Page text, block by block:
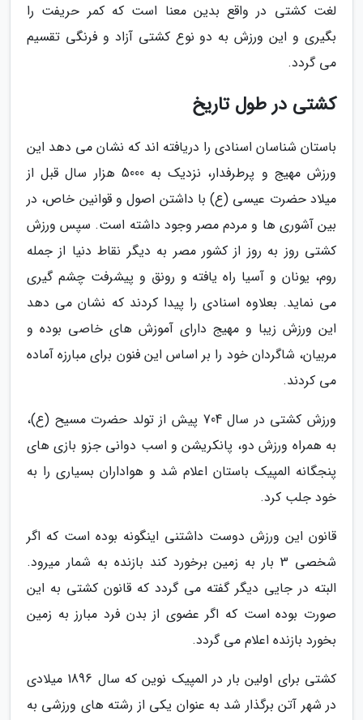
لغت کشتی در واقع بدین معنا است که کمر حریفت را
بگیری و این ورزش به دو نوع کشتی آزاد و فرنگی تقسیم
می گردد.
کشتی در طول تاریخ
باستان شناسان اسنادی را دریافته اند که نشان می دهد این
ورزش مهیج و پرطرفدار، نزدیک به 5000 هزار سال قبل از
میلاد حضرت عیسی (ع) با داشتن اصول و قوانین خاص، در
بین آشوری ها و مردم مصر وجود داشته است. سپس ورزش
کشتی روز به روز از کشور مصر به دیگر نقاط دنیا از جمله
روم، یونان و آسیا راه یافته و رونق و پیشرفت چشم گیری
می نماید. بعلاوه اسنادی را پیدا کردند که نشان می دهد
این ورزش زیبا و مهیج دارای آموزش های خاصی بوده و
مربیان، شاگردان خود را بر اساس این فنون برای مبارزه آماده
می کردند.
ورزش کشتی در سال 704 پیش از تولد حضرت مسیح (ع)،
به همراه ورزش دو، پانکریشن و اسب دوانی جزو بازی های
پنجگانه المپیک باستان اعلام شد و هواداران بسیاری را به
خود جلب کرد.
قانون این ورزش دوست داشتنی اینگونه بوده است که اگر
شخصی 3 بار به زمین برخورد کند بازنده به شمار میرود.
البته در جایی دیگر گفته می گردد که قانون کشتی به این
صورت بوده است که اگر عضوی از بدن فرد مبارز به زمین
بخورد بازنده اعلام می گردد.
کشتی برای اولین بار در المپیک نوین که سال 1896 میلادی
در شهر آتن برگذار شد به عنوان یکی از رشته های ورزشی به